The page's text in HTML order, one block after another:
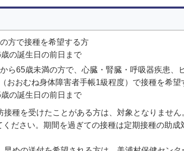
方で接種を希望する方
の誕生日の前日まで
ら65歳未満の方で、心臓・腎臓・呼吸器疾患、
おおむね身体障害者手帳1級程度）で接種を希望
の誕生日の前日まで
種を受けたことがある方は、対象となりません
ださい。期間を過ぎての接種は定期接種の助成